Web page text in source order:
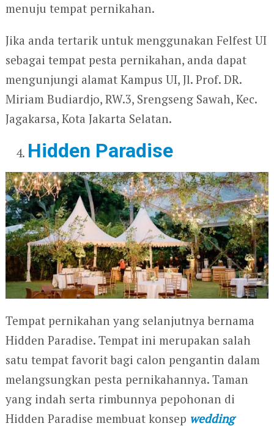
menuju tempat pernikahan.
Jika anda tertarik untuk menggunakan Felfest UI
sebagai tempat pesta pernikahan, anda dapat
mengunjungi alamat Kampus UI, Jl. Prof. DR.
Miriam Budiardjo, RW.3, Srengseng Sawah, Kec.
Jagakarsa, Kota Jakarta Selatan.
Hidden Paradise
Tempat pernikahan yang selanjutnya bernama
Hidden Paradise. Tempat ini merupakan salah
satu tempat favorit bagi calon pengantin dalam
melangsungkan pesta pernikahannya. Taman
yang indah serta rimbunnya pepohonan di
Hidden Paradise membuat konsep wedding